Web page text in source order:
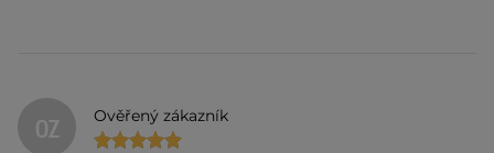
OZ Ověřený zákazník